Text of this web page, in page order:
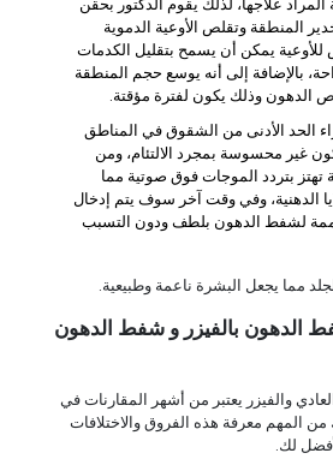
المنطقة وتقلص الأوعية الدموية
للأوعية يمكن أن يسمح بتقليل الكدمات
بالإضافة إلى أنه يوسع حجم المنطقة
الدهون وذلك يكون لفترة مؤقتة.
الحد الأدنى من الشقوق في المناطق
غير محسوسة بمجرد الالتئام، ومن
تهتز بتردد الموجات فوق صوتية مما
الدهنية، وفي وقت آخر سوف يتم إدخال
لشفط الدهون بلطف ودون التسبب
مما يجعل البشرة ناعمة وطبيعية.
الدهون بالفيزر و شفط الدهون
والفيزر يعتبر من أشهر المقارنات في
المهم معرفة هذه الفروق والاختلافات
لك.